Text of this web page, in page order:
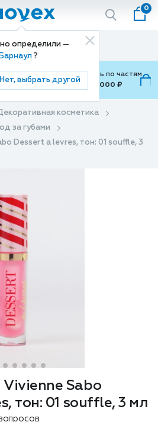
определили —
Барнаул ?
Нет, выбрать другой
0
Способ доставки
Доставка
Подели
Можно оплатить по частям
от 700 ₽ до 15,000 ₽
косметика
за губами
Dessert a levres, тон: 01 souffle, 3
Vivienne Sabo
тон: 01 souffle, 3 мл